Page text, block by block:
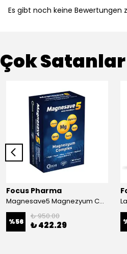
Es gibt noch keine Bewertungen
Çok Satanlar
Focus Pharma
Magnesave5 Magnezyum Complex 60 kapsül
%56
₺ 950.00
₺ 422.29